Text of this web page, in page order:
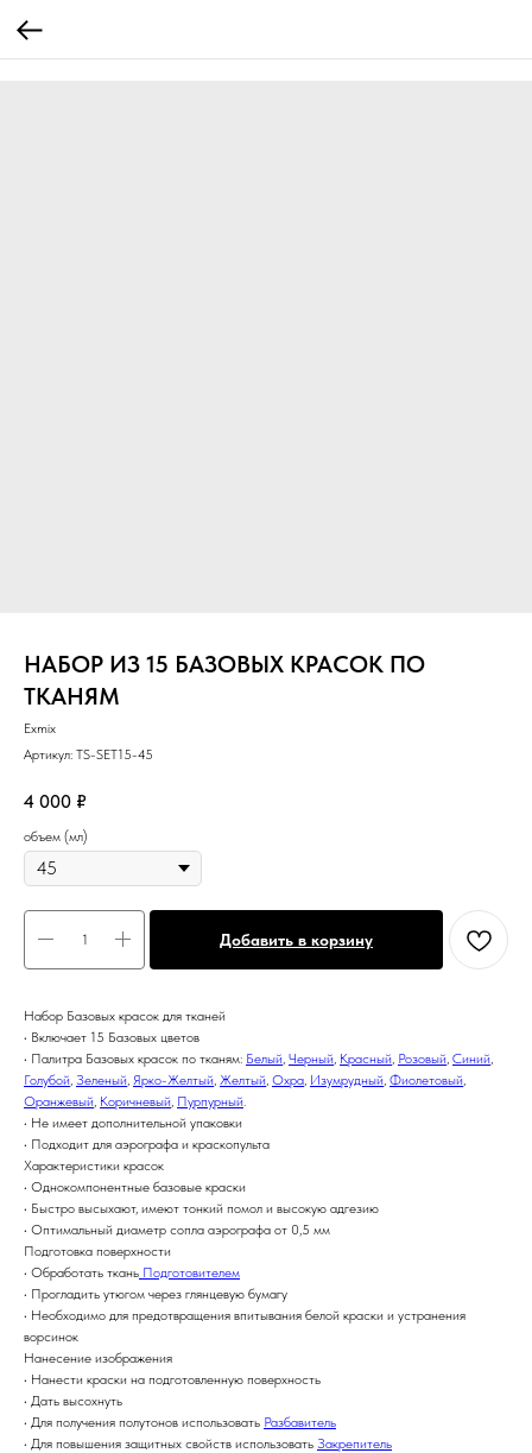
НАБОР ИЗ 15 БАЗОВЫХ КРАСОК ПО
ТКАНЯМ
Exmix
Артикул: TS-SET15-45
4 000 ₽
объем (мл)
Добавить в корзину
Набор Базовых красок для тканей
• Включает 15 Базовых цветов
• Палитра Базовых красок по тканям: Белый, Черный, Красный, Розовый, Синий,
Голубой, Зеленый, Ярко-Желтый, Желтый, Охра, Изумрудный, Фиолетовый,
Оранжевый, Коричневый, Пурпурный.
• Не имеет дополнительной упаковки
• Подходит для аэрографа и краскопульта
Характеристики красок
• Однокомпонентные базовые краски
• Быстро высыхают, имеют тонкий помол и высокую адгезию
• Оптимальный диаметр сопла аэрографа от 0,5 мм
Подготовка поверхности
• Обработать ткань Подготовителем
• Прогладить утюгом через глянцевую бумагу
• Необходимо для предотвращения впитывания белой краски и устранения
ворсинок
Нанесение изображения
• Нанести краски на подготовленную поверхность
• Дать высохнуть
• Для получения полутонов использовать Разбавитель
• Для повышения защитных свойств использовать Закрепитель